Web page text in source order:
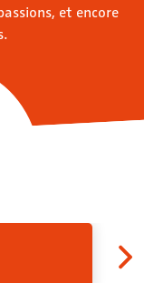
et encore